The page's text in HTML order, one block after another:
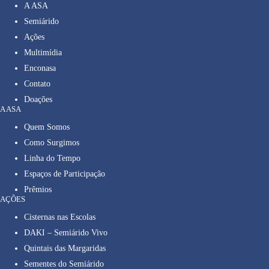
A ASA
Semiárido
Ações
Multimídia
Enconasa
Contato
Doações
A ASA
Quem Somos
Como Surgimos
Linha do Tempo
Espaços de Participação
Prêmios
AÇÕES
Cisternas nas Escolas
DAKI – Semiárido Vivo
Quintais das Margaridas
Sementes do Semiárido